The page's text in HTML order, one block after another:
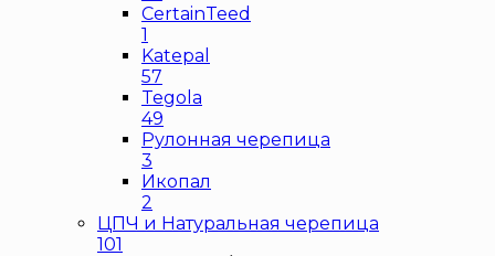
CertainTeed
1
Katepal
57
Tegola
49
Рулонная черепица
3
Икопал
2
ЦПЧ и Натуральная черепица
101